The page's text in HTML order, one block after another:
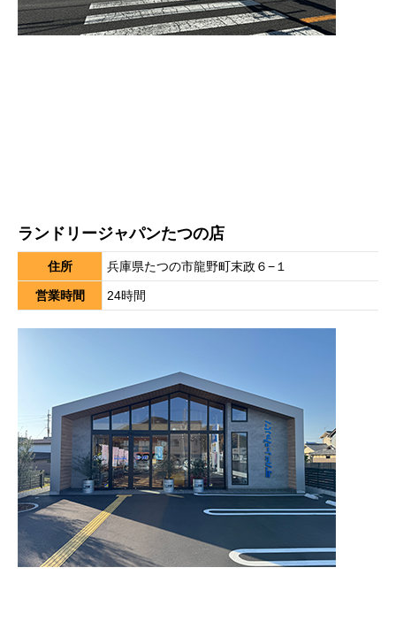
ランドリージャパンたつの店
住所 兵庫県たつの市龍野町末政６−１
営業時間 24時間